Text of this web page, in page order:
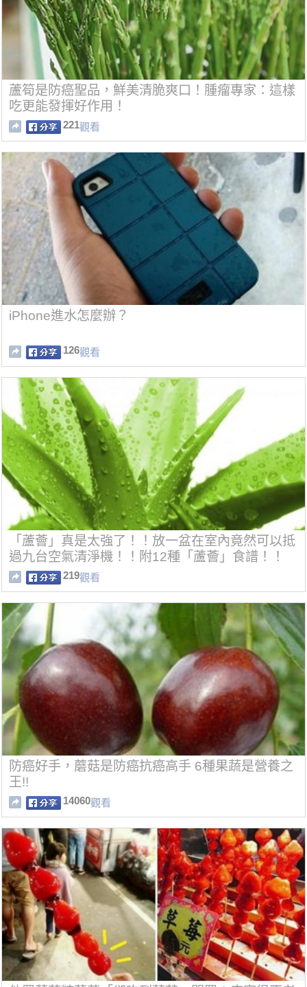
蘆筍是防癌聖品，鮮美清脆爽口！腫瘤專家：這樣
吃更能發揮好作用！
221觀看
iPhone進水怎麼辦？
126觀看
「蘆薈」真是太強了！！放一盆在室內竟然可以抵
過九台空氣清淨機！！附12種「蘆薈」食譜！！
219觀看
防癌好手，蘑菇是防癌抗癌高手 6種果蔬是營養之
王!!
14060觀看